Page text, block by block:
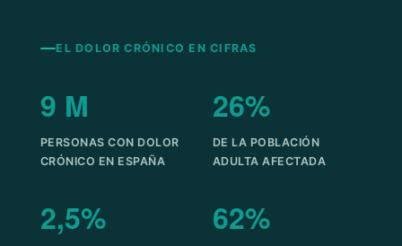
EL DOLOR CRÓNICO EN CIFRAS
9 M
PERSONAS CON DOLOR
CRÓNICO EN ESPAÑA
26%
DE LA POBLACIÓN
ADULTA AFECTADA
2,5% 62%